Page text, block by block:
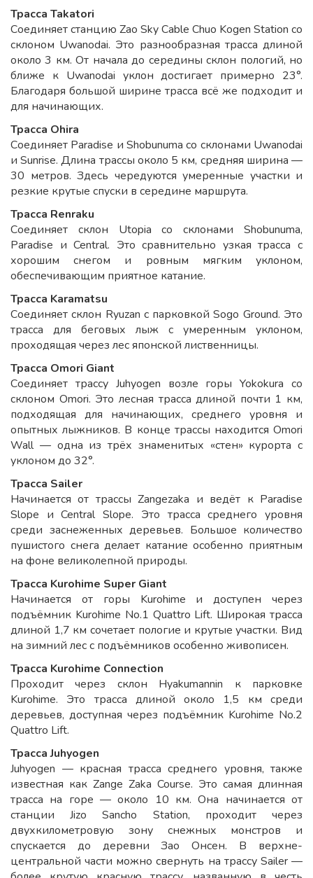
Трасса Takatori
Соединяет станцию Zao Sky Cable Chuo Kogen Station со
склоном Uwanodai. Это разнообразная трасса длиной
около 3 км. От начала до середины склон пологий, но
ближе к Uwanodai уклон достигает примерно 23°.
Благодаря большой ширине трасса всё же подходит и
для начинающих.
Трасса Ohira
Соединяет Paradise и Shobunuma со склонами Uwanodai
и Sunrise. Длина трассы около 5 км, средняя ширина —
30 метров. Здесь чередуются умеренные участки и
резкие крутые спуски в середине маршрута.
Трасса Renraku
Соединяет склон Utopia со склонами Shobunuma,
Paradise и Central. Это сравнительно узкая трасса с
хорошим снегом и ровным мягким уклоном,
обеспечивающим приятное катание.
Трасса Karamatsu
Соединяет склон Ryuzan с парковкой Sogo Ground. Это
трасса для беговых лыж с умеренным уклоном,
проходящая через лес японской лиственницы.
Трасса Omori Giant
Соединяет трассу Juhyogen возле горы Yokokura со
склоном Omori. Это лесная трасса длиной почти 1 км,
подходящая для начинающих, среднего уровня и
опытных лыжников. В конце трассы находится Omori
Wall — одна из трёх знаменитых «стен» курорта с
уклоном до 32°.
Трасса Sailer
Начинается от трассы Zangezaka и ведёт к Paradise
Slope и Central Slope. Это трасса среднего уровня
среди заснеженных деревьев. Большое количество
пушистого снега делает катание особенно приятным
на фоне великолепной природы.
Трасса Kurohime Super Giant
Начинается от горы Kurohime и доступен через
подъёмник Kurohime No.1 Quattro Lift. Широкая трасса
длиной 1,7 км сочетает пологие и крутые участки. Вид
на зимний лес с подъёмников особенно живописен.
Трасса Kurohime Connection
Проходит через склон Hyakumannin к парковке
Kurohime. Это трасса длиной около 1,5 км среди
деревьев, доступная через подъёмник Kurohime No.2
Quattro Lift.
Трасса Juhyogen
Juhyogen — красная трасса среднего уровня, также
известная как Zange Zaka Course. Это самая длинная
трасса на горе — около 10 км. Она начинается от
станции Jizo Sancho Station, проходит через
двухкилометровую зону снежных монстров и
спускается до деревни Зао Онсен. В верхне-
центральной части можно свернуть на трассу Sailer —